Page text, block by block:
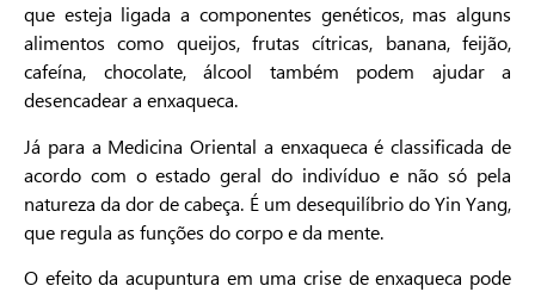
que esteja ligada a componentes genéticos, mas alguns
alimentos como queijos, frutas cítricas, banana, feijão,
cafeína, chocolate, álcool também podem ajudar a
desencadear a enxaqueca.
Já para a Medicina Oriental a enxaqueca é classificada de
acordo com o estado geral do indivíduo e não só pela
natureza da dor de cabeça. É um desequilíbrio do Yin Yang,
que regula as funções do corpo e da mente.
O efeito da acupuntura em uma crise de enxaqueca pode